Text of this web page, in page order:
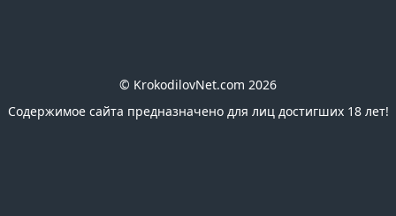
© KrokodilovNet.com 2026
Содержимое сайта предназначено для лиц достигших 18 лет!